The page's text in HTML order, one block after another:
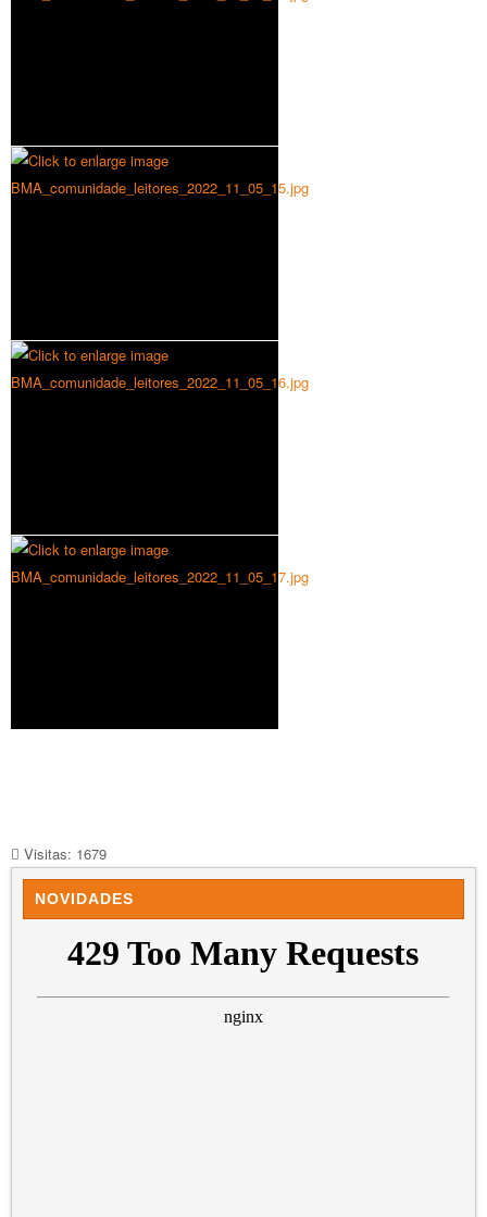
Visitas: 1679
NOVIDADES